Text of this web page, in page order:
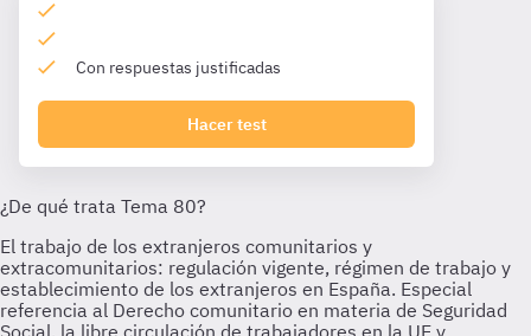
Con respuestas justificadas
Hacer test